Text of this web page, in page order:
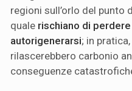
regioni sull’orlo del punto
quale rischiano di
autorigenerarsi; in
rilascerebbero carbonio
conseguenze